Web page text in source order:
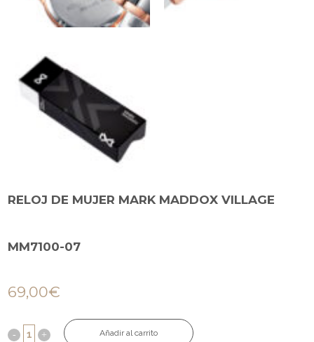
RELOJ DE MUJER MARK MADDOX VILLAGE
MM7100-07
69,00€
Añadir al carrito